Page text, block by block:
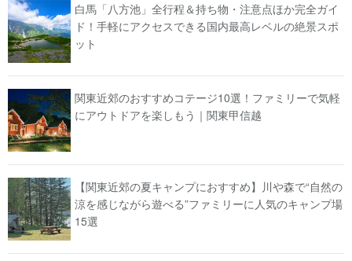
白馬「八方池」全行程＆持ち物・注意点ほか完全ガイ
ド！手軽にアクセスできる国内最高レベルの絶景スポ
ット
関東近郊のおすすめコテージ10選！ファミリーで気軽
にアウトドアを楽しもう｜関東甲信越
【関東近郊の夏キャンプにおすすめ】川や森で“自然の
涼を感じながら遊べる”ファミリーに人気のキャンプ場
15選